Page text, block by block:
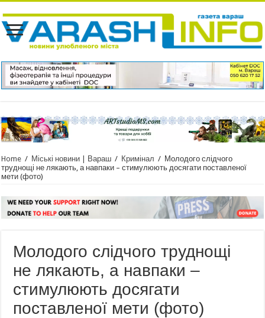
Home / Міські новини | Вараш / Кримінал / Молодого слідчого
труднощі не лякають, а навпаки – стимулюють досягати поставленої
мети (фото)
Молодого слідчого труднощі
не лякають, а навпаки –
стимулюють досягати
поставленої мети (фото)